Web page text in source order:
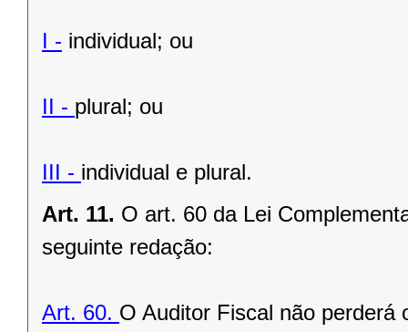
I - individual; ou
II - plural; ou
III - individual e plural.
Art. 11. O art. 60 da Lei
seguinte redação:
Art. 60. O Auditor Fiscal não perderá